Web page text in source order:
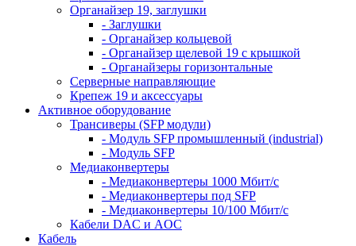
Органайзер 19, заглушки
- Заглушки
- Органайзер кольцевой
- Органайзер щелевой 19 с крышкой
- Органайзеры горизонтальные
Серверные направляющие
Крепеж 19 и аксессуары
Активное оборудование
Трансиверы (SFP модули)
- Модуль SFP промышленный (industrial)
- Модуль SFP
Медиаконвертеры
- Медиаконвертеры 1000 Мбит/с
- Медиаконвертеры под SFP
- Медиаконвертеры 10/100 Мбит/с
Кабели DAC и AOC
Кабель